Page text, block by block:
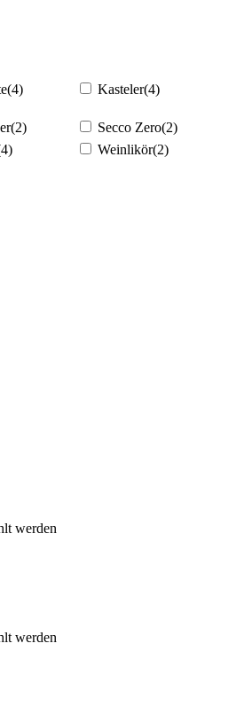
(4) Kasteler(4)
(2) Secco Zero(2)
Weinlikör(2)
werden
werden